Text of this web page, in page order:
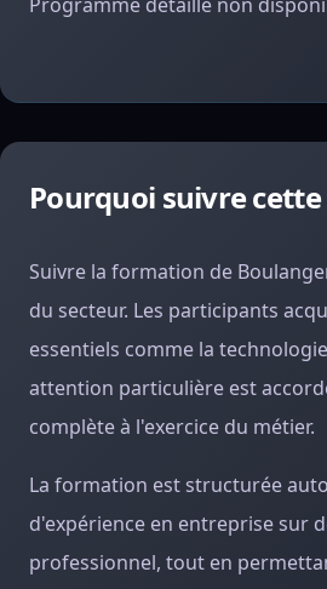
Pourquoi suivre
Suivre la formation de
du secteur. Les participants
essentiels comme la
attention particulière est
complète à l'exercice du métier.
La formation est structurée
d'expérience en entreprise sur
professionnel, tout en